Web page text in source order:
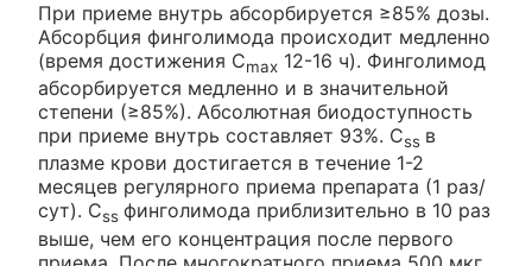
При приеме внутрь абсорбируется ≥85% дозы.
Абсорбция финголимода происходит медленно
(время достижения Cmax 12-16 ч). Финголимод
абсорбируется медленно и в значительной
степени (≥85%). Абсолютная биодоступность
при приеме внутрь составляет 93%. Css в
плазме крови достигается в течение 1-2
месяцев регулярного приема препарата (1 раз/
сут). Css финголимода приблизительно в 10 раз
выше, чем его концентрация после первого